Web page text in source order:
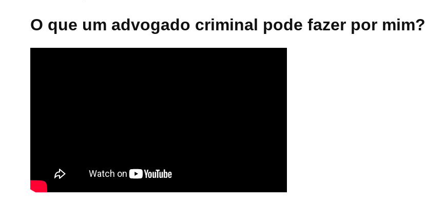
O que um advogado criminal pode fazer por mim?